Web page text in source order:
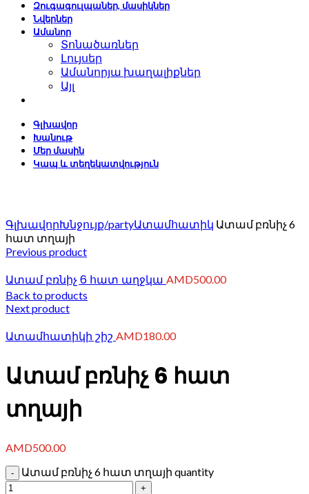
Զուգագուլպաներ, մասիկներ
Նվերներ
Ամանոր
Տոնածառներ
Լույսեր
Ամանորյա խաղալիքներ
Այլ
Գլխավոր
Խանութ
Մեր մասին
Կապ և տեղեկատվություն
ԳլխավորԽնջույք/partyԱտամհատիկ Ատամ բռնիչ 6
հատ տղայի
Previous product
Ատամ բռնիչ 6 հատ աղջկա AMD500.00
Back to products
Next product
Ատամհատիկի շիշ AMD180.00
Ատամ բռնիչ 6 հատ
տղայի
AMD500.00
Ատամ բռնիչ 6 հատ տղայի quantity